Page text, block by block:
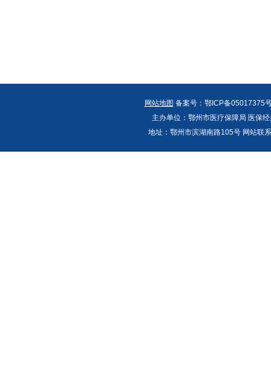
网站地图 备案号：鄂ICP备05017375
主办单位：鄂州市医疗保障局 医保
地址：鄂州市滨湖南路105号 网站